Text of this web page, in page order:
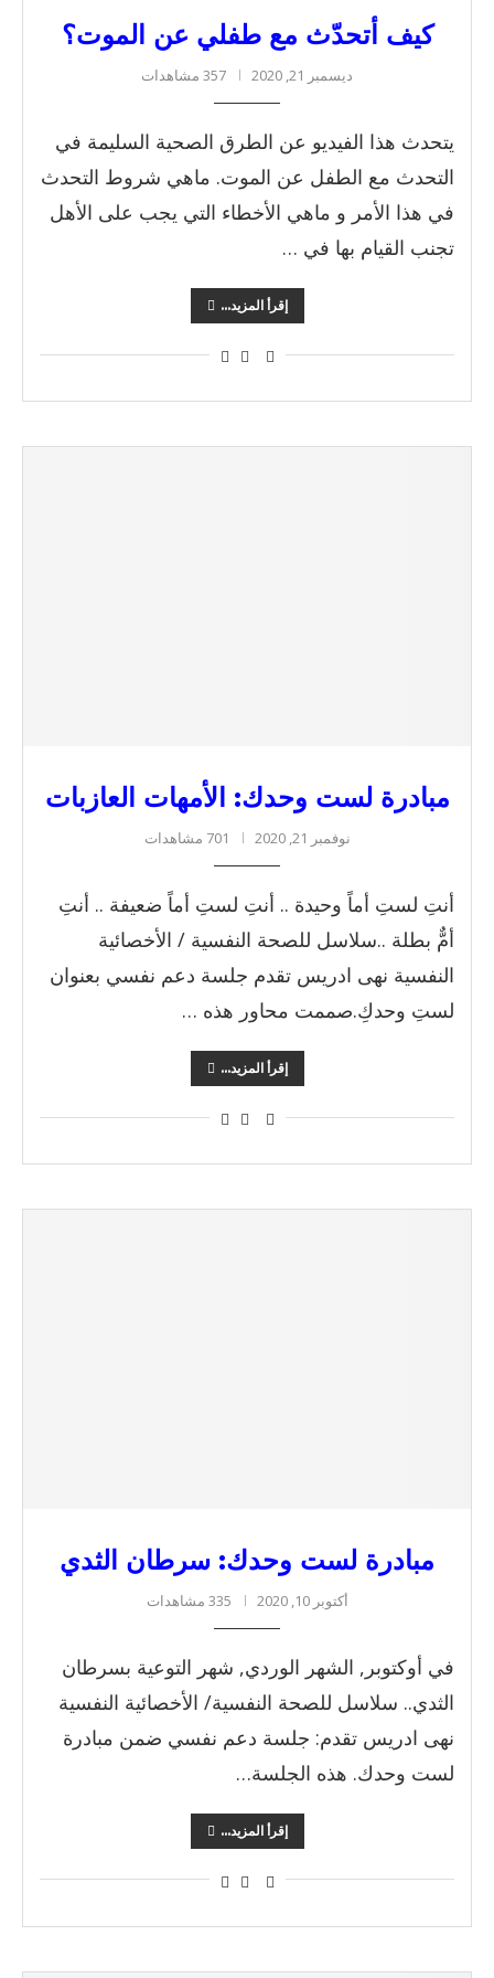
كيف أتحدّث مع طفلي عن الموت؟
ديسمبر 21, 2020 357 مشاهدات
يتحدث هذا الفيديو عن الطرق الصحية السليمة في
التحدث مع الطفل عن الموت. ماهي شروط التحدث
في هذا الأمر و ماهي الأخطاء التي يجب على الأهل
تجنب القيام بها في …
إقرأ المزيد...
مبادرة لست وحدك: الأمهات العازبات
نوفمبر 21, 2020 701 مشاهدات
أنتِ لستِ أماً وحيدة .. أنتِ لستِ أماً ضعيفة .. أنتِ
أمٌّ بطلة ..سلاسل للصحة النفسية / الأخصائية
النفسية نهى ادريس تقدم جلسة دعم نفسي بعنوان
لستِ وحدكِ.صممت محاور هذه …
إقرأ المزيد...
مبادرة لست وحدك: سرطان الثدي
أكتوبر 10, 2020 335 مشاهدات
في أوكتوبر, الشهر الوردي, شهر التوعية بسرطان
الثدي.. سلاسل للصحة النفسية/ الأخصائية النفسية
نهى ادريس تقدم: جلسة دعم نفسي ضمن مبادرة
لست وحدك. هذه الجلسة…
إقرأ المزيد...